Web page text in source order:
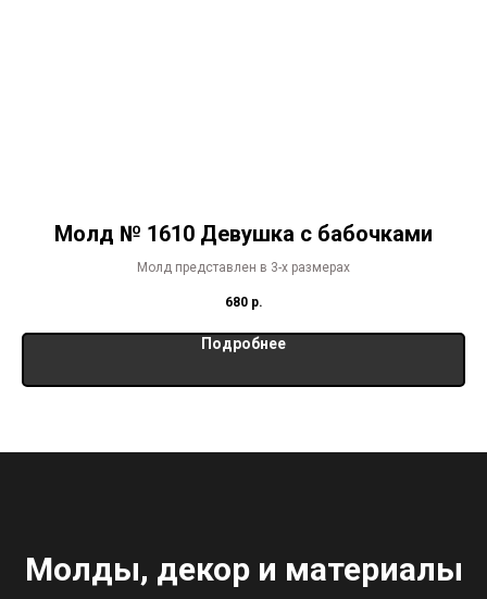
Молд № 1610 Девушка с бабочками
Молд представлен в 3-х размерах
680 р.
Подробнее
Молды, декор и материалы